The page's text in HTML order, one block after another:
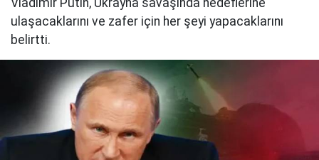
Vladimir Putin, Ukrayna savaşında hedeflerine
ulaşacaklarını ve zafer için her şeyi yapacaklarını
belirtti.